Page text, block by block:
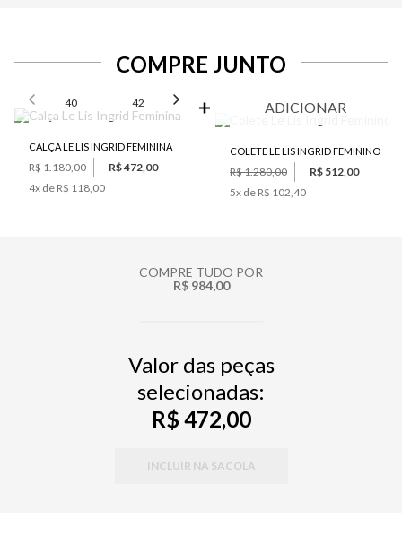
COMPRE JUNTO
40 42 44
CALÇA LE LIS INGRID FEMININA
R$ 1.180,00
R$ 472,00
4x de R$ 118,00
ADICIONAR
COLETE LE LIS INGRID FEMININO
R$ 1.280,00
R$ 512,00
5x de R$ 102,40
COMPRE TUDO POR
R$ 984,00
Valor das peças
selecionadas:
R$ 472,00
INCLUIR NA SACOLA